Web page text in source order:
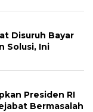
Disuruh Bayar
Solusi, Ini
Presiden RI
Bermasalah